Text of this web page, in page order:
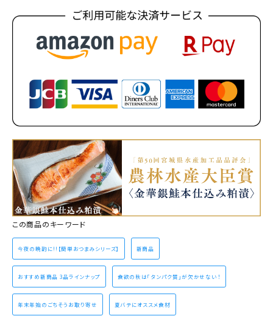
この商品のキーワード
今夜の晩酌に!!【簡単おつまみシリーズ】 新商品
おすすめ新商品 3品ラインナップ 食欲の秋は「タンパク質」が欠かせない！
年末年始のごちそうお取り寄せ 夏バテにオススメ食材